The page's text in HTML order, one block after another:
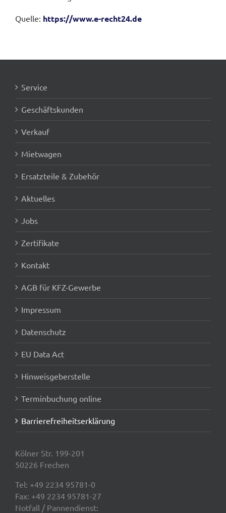
Quelle: https://www.e-recht24.de
Service
Geschäftskunden
Verkauf
Mietwagen
Ersatzteile & Zubehör
Aktuelles
Jobs
Zertifikate
Kontakt
AGB für KFZ-Gewerbe
Impressum
Datenschutz
EU Data Act
Hinweisgeberstelle
Terminbuchung online
Barrierefreiheitserklärung
Kölner Str. 199-201
50226 Frechen
Tel: +49 2234 95781-0
Fax: +49 2234 95781-27
Notfall / Pannendienst: